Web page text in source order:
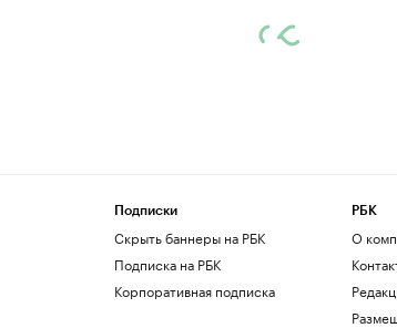
Подписки
Скрыть баннеры на РБК
Подписка на РБК
Корпоративная подписка
РБК
О